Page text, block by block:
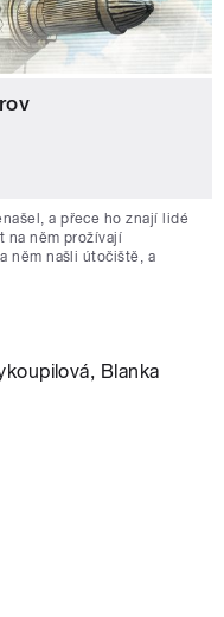
a přece ho znají lidé
na něm prožívají
něm našli útočiště, a
Blanka